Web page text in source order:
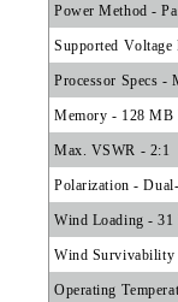
Power Method -
Supported
Processor Specs -
Memory - 128
Max. VSWR - 2:1
Polarization -
Wind Loading -
Wind Survivability
Operating